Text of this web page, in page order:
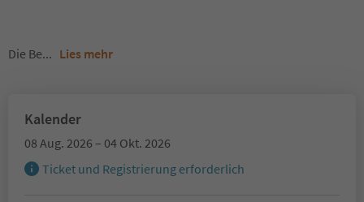
Die Be... Lies mehr
Kalender
08 Aug. 2026 – 04 Okt. 2026
Ticket und Registrierung erforderlich